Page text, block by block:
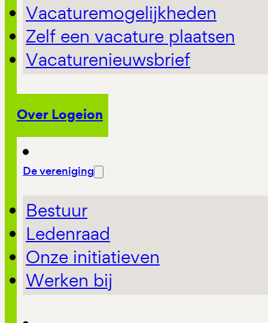
Vacaturemogelijkheden
Zelf een vacature plaatsen
Vacaturenieuwsbrief
Over Logeion
De vereniging
Bestuur
Ledenraad
Onze initiatieven
Werken bij